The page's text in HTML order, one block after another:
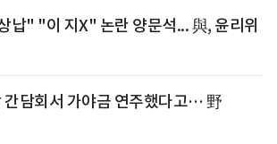
납" "이 지X" 논란 양문석... 與, 윤리위
간담회서 가야금 연주했다고… 野